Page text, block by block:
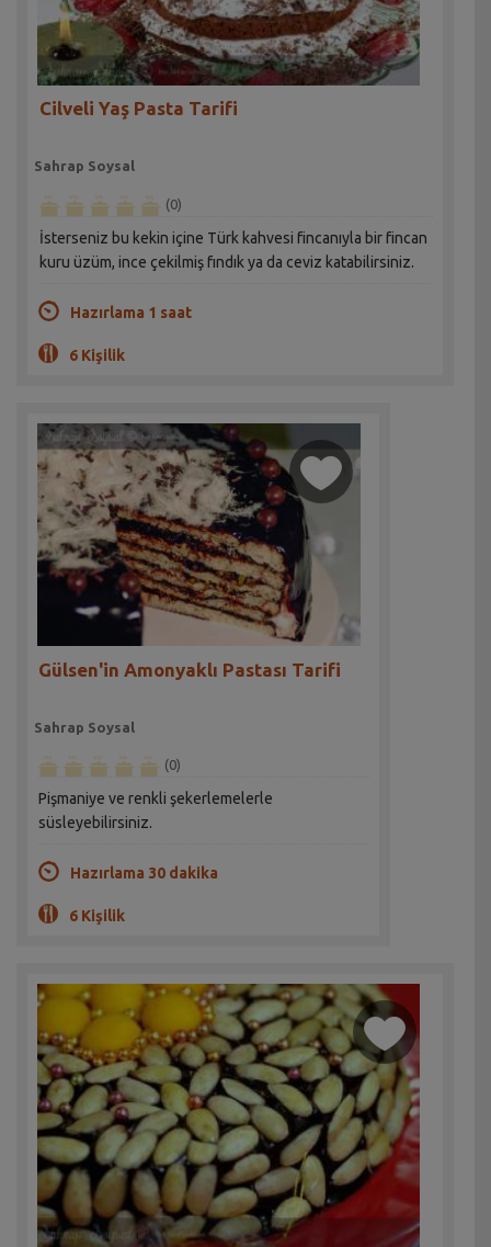
Cilveli Yaş Pasta Tarifi
Sahrap Soysal
(0)
İsterseniz bu kekin içine Türk kahvesi fincanıyla bir fincan
kuru üzüm, ince çekilmiş fındık ya da ceviz katabilirsiniz.
Hazırlama 1 saat
6 Kişilik
Gülsen'in Amonyaklı Pastası Tarifi
Sahrap Soysal
(0)
Pişmaniye ve renkli şekerlemelerle
süsleyebilirsiniz.
Hazırlama 30 dakika
6 Kişilik